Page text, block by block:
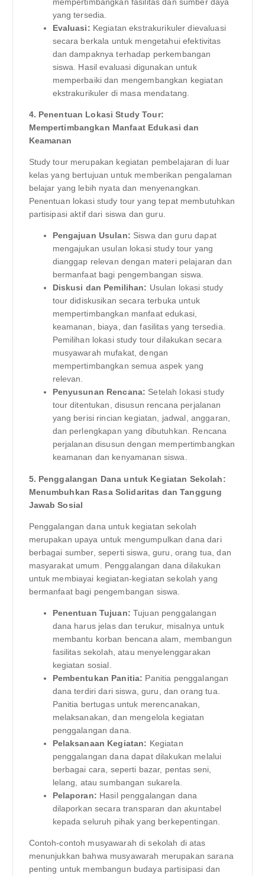
mempertimbangkan fasilitas dan sumber daya
yang tersedia.
Evaluasi: Kegiatan ekstrakurikuler dievaluasi
secara berkala untuk mengetahui efektivitas
dan dampaknya terhadap perkembangan
siswa. Hasil evaluasi digunakan untuk
memperbaiki dan mengembangkan kegiatan
ekstrakurikuler di masa mendatang.
4. Penentuan Lokasi Study Tour:
Mempertimbangkan Manfaat Edukasi dan
Keamanan
Study tour merupakan kegiatan pembelajaran di luar
kelas yang bertujuan untuk memberikan pengalaman
belajar yang lebih nyata dan menyenangkan.
Penentuan lokasi study tour yang tepat membutuhkan
partisipasi aktif dari siswa dan guru.
Pengajuan Usulan: Siswa dan guru dapat
mengajukan usulan lokasi study tour yang
dianggap relevan dengan materi pelajaran dan
bermanfaat bagi pengembangan siswa.
Diskusi dan Pemilihan: Usulan lokasi study
tour didiskusikan secara terbuka untuk
mempertimbangkan manfaat edukasi,
keamanan, biaya, dan fasilitas yang tersedia.
Pemilihan lokasi study tour dilakukan secara
musyawarah mufakat, dengan
mempertimbangkan semua aspek yang
relevan.
Penyusunan Rencana: Setelah lokasi study
tour ditentukan, disusun rencana perjalanan
yang berisi rincian kegiatan, jadwal, anggaran,
dan perlengkapan yang dibutuhkan. Rencana
perjalanan disusun dengan mempertimbangkan
keamanan dan kenyamanan siswa.
5. Penggalangan Dana untuk Kegiatan Sekolah:
Menumbuhkan Rasa Solidaritas dan Tanggung
Jawab Sosial
Penggalangan dana untuk kegiatan sekolah
merupakan upaya untuk mengumpulkan dana dari
berbagai sumber, seperti siswa, guru, orang tua, dan
masyarakat umum. Penggalangan dana dilakukan
untuk membiayai kegiatan-kegiatan sekolah yang
bermanfaat bagi pengembangan siswa.
Penentuan Tujuan: Tujuan penggalangan
dana harus jelas dan terukur, misalnya untuk
membantu korban bencana alam, membangun
fasilitas sekolah, atau menyelenggarakan
kegiatan sosial.
Pembentukan Panitia: Panitia penggalangan
dana terdiri dari siswa, guru, dan orang tua.
Panitia bertugas untuk merencanakan,
melaksanakan, dan mengelola kegiatan
penggalangan dana.
Pelaksanaan Kegiatan: Kegiatan
penggalangan dana dapat dilakukan melalui
berbagai cara, seperti bazar, pentas seni,
lelang, atau sumbangan sukarela.
Pelaporan: Hasil penggalangan dana
dilaporkan secara transparan dan akuntabel
kepada seluruh pihak yang berkepentingan.
Contoh-contoh musyawarah di sekolah di atas
menunjukkan bahwa musyawarah merupakan sarana
penting untuk membangun budaya partisipasi dan